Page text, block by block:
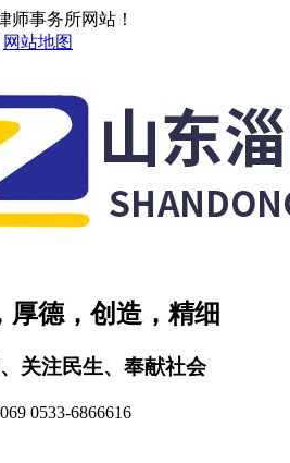
师事务所网站！
网站地图
厚德，创造，精细
关注民生、奉献社会
0533-6866616